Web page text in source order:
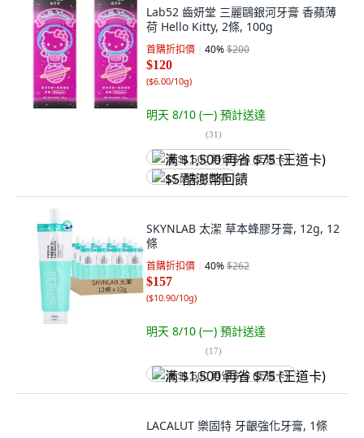
Lab52 齒妍堂 三麗鷗銀河牙膏 香蘋薄
荷 Hello Kitty, 2條, 100g
首購折扣價 40%$200
$120
($6.00/10g)
明天 8/10 (一) 預計送達
(31)
满 $1,500 再省 $75 (王道卡)
$5 酷澎幣回饋
SKYNLAB 太潔 草本蜂膠牙膏, 12g, 12
條
首購折扣價 40%$262
$157
($10.90/10g)
明天 8/10 (一) 預計送達
(17)
满 $1,500 再省 $75 (王道卡)
LACALUT 樂固特 牙齦強化牙膏, 1條